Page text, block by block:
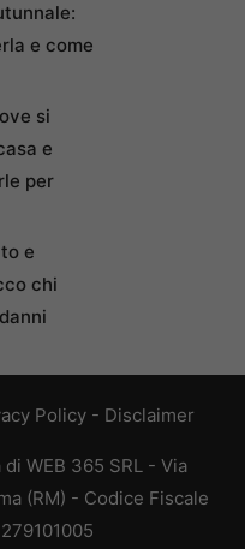
e come
si
e
per
e
chi
Policy - Disclaimer
WEB 365 SRL - Via
(RM) - Codice Fiscale